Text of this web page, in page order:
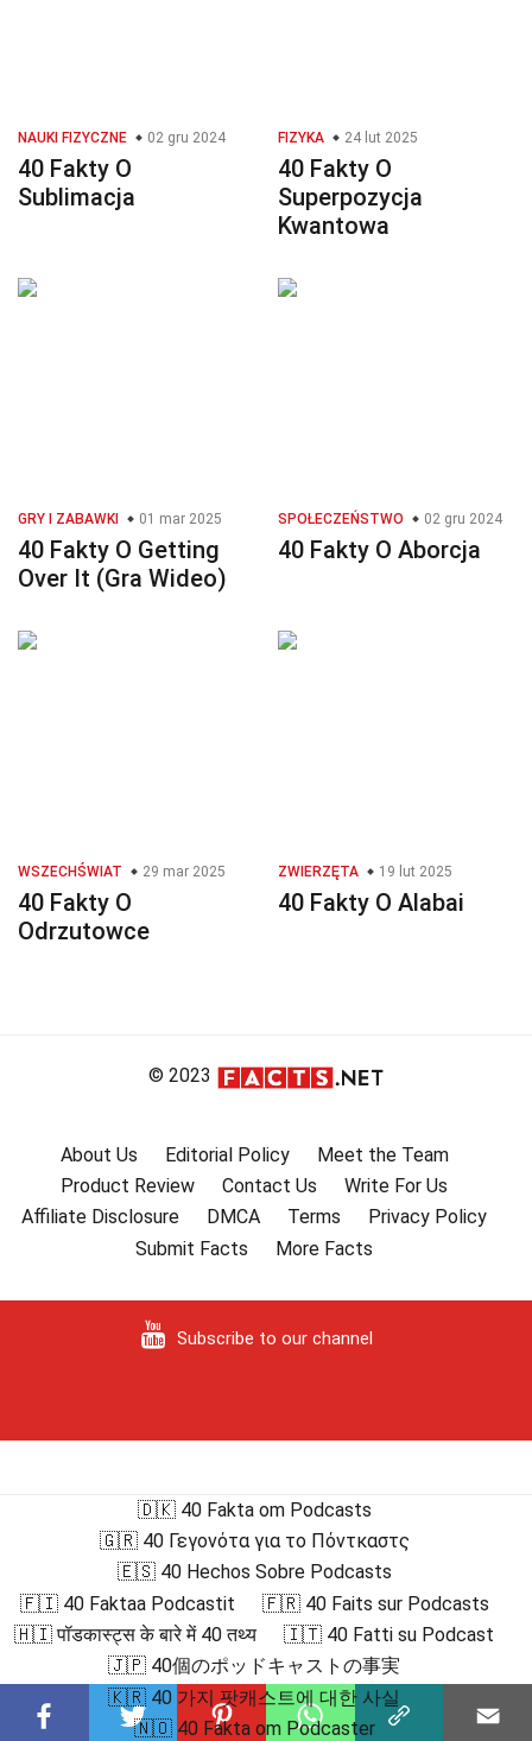
NAUKI FIZYCZNE 02 gru 2024
40 Fakty O
Sublimacja
FIZYKA 24 lut 2025
40 Fakty O
Superpozycja
Kwantowa
GRY I ZABAWKI 01 mar 2025
40 Fakty O Getting
Over It (Gra Wideo)
SPOŁECZEŃSTWO 02 gru 2024
40 Fakty O Aborcja
WSZECHŚWIAT 29 mar 2025
40 Fakty O
Odrzutowce
ZWIERZĘTA 19 lut 2025
40 Fakty O Alabai
© 2023
About Us Editorial Policy
Meet the Team
Product Review
Contact Us
Write For Us
Affiliate Disclosure
DMCA Terms
Privacy Policy
Submit Facts
More Facts
Subscribe to our channel
🇩🇰 40 Fakta om Podcasts
🇬🇷 40 Γεγονότα για το Πόντκαστς
🇪🇸 40 Hechos Sobre Podcasts
🇫🇮 40 Faktaa Podcastit
🇫🇷 40 Faits sur Podcasts
🇭🇮 पॉडकास्ट्स के बारे में 40 तथ्य
🇮🇹 40 Fatti su Podcast
🇯🇵 40個のポッドキャストの事実
🇰🇷 40 가지 팟캐스트에 대한 사실
🇳🇴 40 Fakta om Podcaster